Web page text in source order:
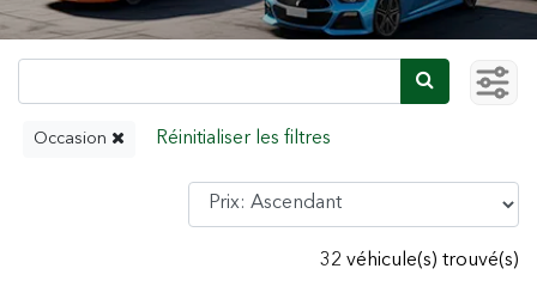
Occasion
32 véhicule(s) trouvé(s)